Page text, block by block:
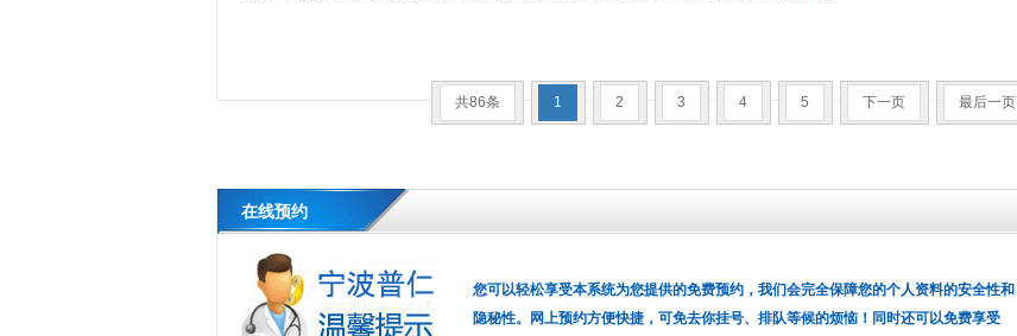
共86条 1 2 3 4 5 下一页 最后一页
在线预约
您可以轻松享受本系统为您提供的免费预约，我们会完全保障您的个人资料的安全性和
隐秘性。网上预约方便快捷，可免去你挂号、排队等候的烦恼！同时还可以免费享受